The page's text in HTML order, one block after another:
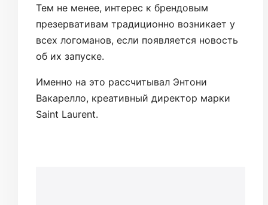
Тем не менее, интерес к брендовым
презервативам традиционно возникает у
всех логоманов, если появляется новость
об их запуске.
Именно на это рассчитывал Энтони
Вакарелло, креативный директор марки
Saint Laurent.